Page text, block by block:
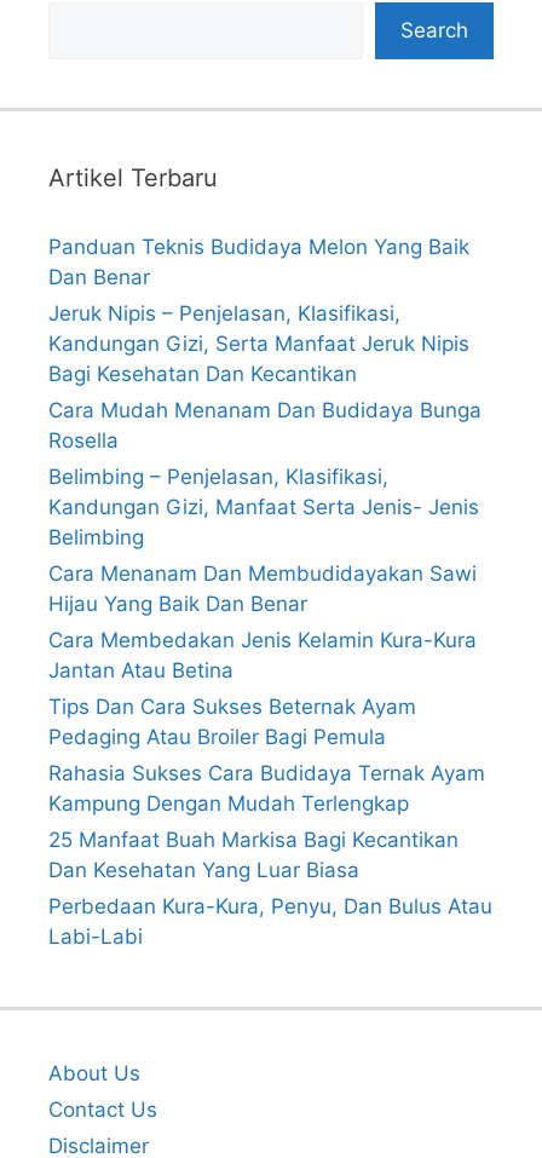
Search
Artikel Terbaru
Panduan Teknis Budidaya Melon Yang Baik
Dan Benar
Jeruk Nipis – Penjelasan, Klasifikasi,
Kandungan Gizi, Serta Manfaat Jeruk Nipis
Bagi Kesehatan Dan Kecantikan
Cara Mudah Menanam Dan Budidaya Bunga
Rosella
Belimbing – Penjelasan, Klasifikasi,
Kandungan Gizi, Manfaat Serta Jenis- Jenis
Belimbing
Cara Menanam Dan Membudidayakan Sawi
Hijau Yang Baik Dan Benar
Cara Membedakan Jenis Kelamin Kura-Kura
Jantan Atau Betina
Tips Dan Cara Sukses Beternak Ayam
Pedaging Atau Broiler Bagi Pemula
Rahasia Sukses Cara Budidaya Ternak Ayam
Kampung Dengan Mudah Terlengkap
25 Manfaat Buah Markisa Bagi Kecantikan
Dan Kesehatan Yang Luar Biasa
Perbedaan Kura-Kura, Penyu, Dan Bulus Atau
Labi-Labi
About Us
Contact Us
Disclaimer